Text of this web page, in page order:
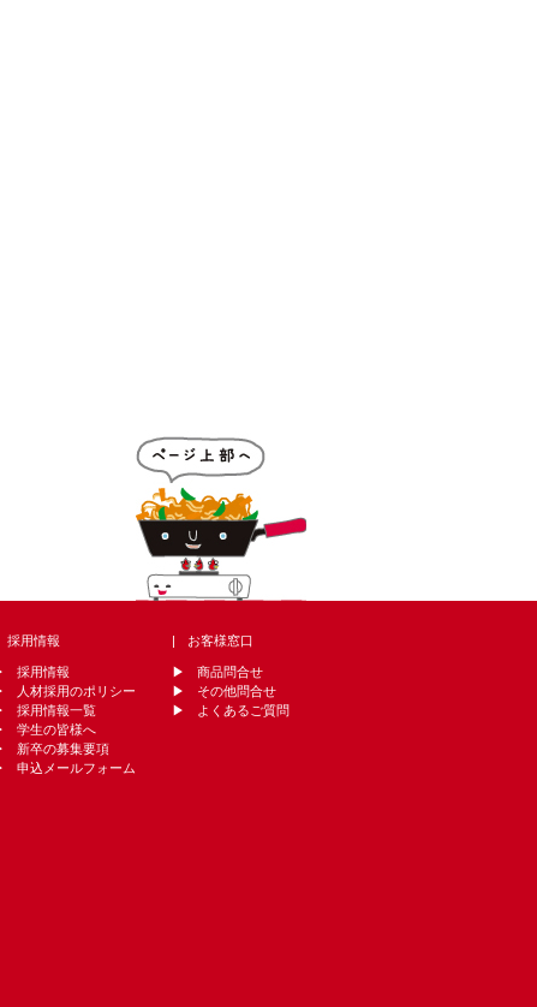
採用情報
採用情報
人材採用のポリシー
採用情報一覧
学生の皆様へ
新卒の募集要項
申込メールフォーム
お客様窓口
商品問合せ
その他問合せ
よくあるご質問